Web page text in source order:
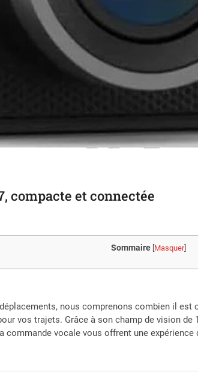
compacte et connectée
Sommaire [Masquer]
nous comprenons combien il
vos trajets. Grâce à son champ de vision
vocale vous offrent une